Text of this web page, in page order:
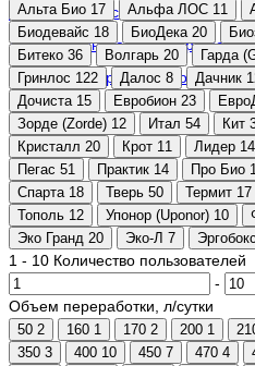
Для коммерческих помещений
Для пансионата
Для торгового
Для многоквартирных домов
Альта Био 17 Альфа ЛОС 11
Биодевайс 18 БиоДека 20
Битеко 36 Волгарь 20 Гарда
Гринлос 122 Далос 8 Дачник
Дочиста 15 Евробион 23
Зорде (Zorde) 12 Итал 54 Кит
Кристалл 20 Крот 11 Лидер 14
Пегас 51 Практик 14 Про Био
Спарта 18 Тверь 50 Термит 17
Тополь 12 Упонор (Uponor) 10
Эко Гранд 20 Эко-Л 7 Эргобокс
1 - 10 Количество пользователей
-
Объем переработки, л/сутки
50 2 160 1 170 2 200 1
350 3 400 10 450 7 470 4